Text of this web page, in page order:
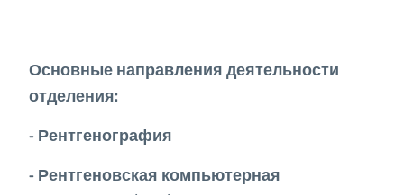
Основные направления деятельности
отделения:
- Рентгенография
- Рентгеновская компьютерная